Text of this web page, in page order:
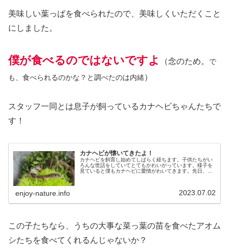
美味しい葉っぱを食べられたので、美味しくいただくこと
にしました。
僕が食べるのではないですよ （念のため。 で
も、食べられるのかな？と調べたのは内緒）
スタッフ一同とは息子が飼っているカナヘビちゃんたちで
す！
カナヘビが懐いてきたよ！
カナヘビを飼育し始めてしばらく経ちます。子供たちがい
ろんな世話をしていてとてもかわいがっています。様子を
見ていると僕もカナヘビに愛情がわいてきます。先日、カ
enjoy-nature.info 2023.07.02
この子たちなら、うちの大事な菜っ葉の苗を食べたアオム
シたちを食べてくれるんじゃないか？